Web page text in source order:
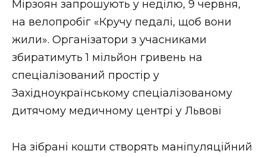
ЗАКАРПАТСЬКІ НОВИНИ
НОВИНИ ЗАХІДНОЇ УКРАЇНИ
ФОТО
Мірзоян запрошують у неділю, 9 червня,
на велопробіг «Кручу педалі, щоб вони
жили». Організатори з учасниками
збиратимуть 1 мільйон гривень на
спеціалізований простір у
Західноукраїнському спеціалізованому
дитячому медичному центрі у Львові
На зібрані кошти створять маніпуляційний